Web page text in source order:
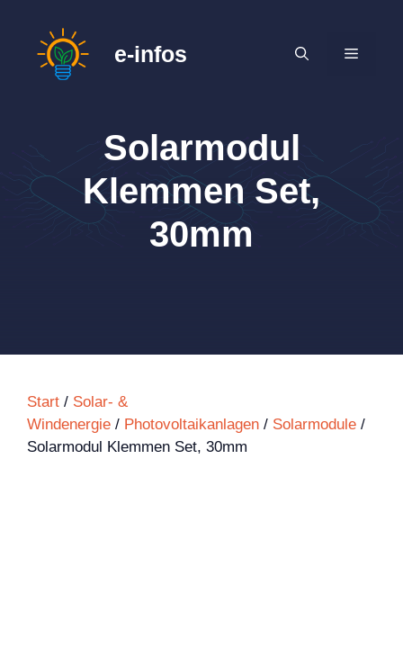
springen
e-infos MENÜ
Solarmodul
Klemmen Set,
30mm
Start / Solar- &
Windenergie / Photovoltaikanlagen / Solarmodule /
Solarmodul Klemmen Set, 30mm